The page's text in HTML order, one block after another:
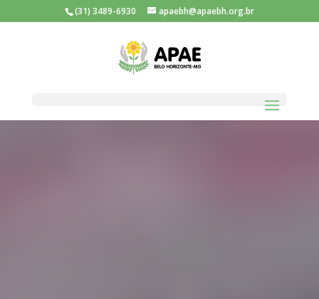
(31) 3489-6930 apaebh@apaebh.org.br